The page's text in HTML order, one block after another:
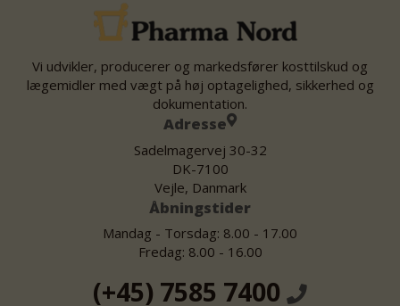
Vi udvikler, producerer og markedsfører kosttilskud og
lægemidler med vægt på høj optagelighed, sikkerhed og
dokumentation.
Adresse
Sadelmagervej 30-32
DK-7100
Vejle, Danmark
Åbningstider
Mandag - Torsdag: 8.00 - 17.00
Fredag: 8.00 - 16.00
(+45) 7585 7400